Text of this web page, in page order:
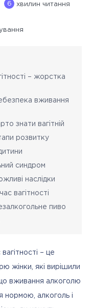
6 хвилин читання
– жорстка
вживання
знати вагітній
розвитку
синдром
наслідки
вагітності
пиво
– це
жінки, які вирішили
вживання алкоголю
нормою, алкоголь і